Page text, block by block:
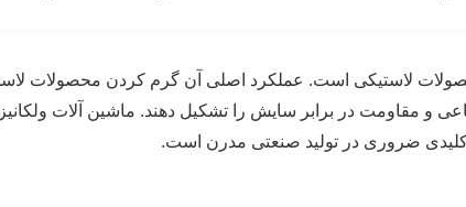
لاستیکی است. عملکرد اصلی آن گرم کردن محصولات
و مقاومت در برابر سایش را تشکیل دهند. ماشین آلات
ضروری در تولید صنعتی مدرن است.